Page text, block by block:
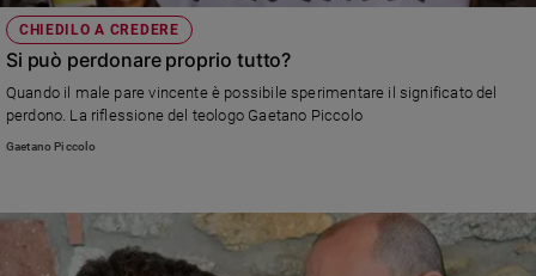
CHIEDILO A CREDERE
Si può perdonare proprio tutto?
Quando il male pare vincente è possibile sperimentare il significato del
perdono. La riflessione del teologo Gaetano Piccolo
Gaetano Piccolo